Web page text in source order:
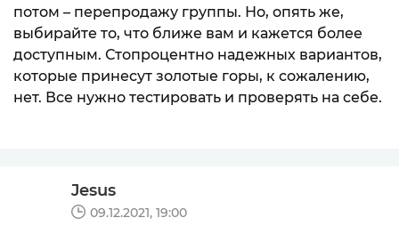
потом – перепродажу группы. Но, опять же,
выбирайте то, что ближе вам и кажется более
доступным. Стопроцентно надежных вариантов,
которые принесут золотые горы, к сожалению,
нет. Все нужно тестировать и проверять на себе.
Jesus
09.12.2021, 19:00